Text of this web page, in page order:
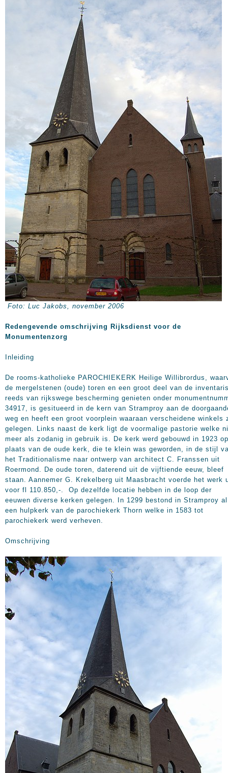
Foto: Luc Jakobs, november 2006
Redengevende omschrijving Rijksdienst voor de
Monumentenzorg
Inleiding
De rooms-katholieke PAROCHIEKERK Heilige Willibrordus,
de mergelstenen (oude) toren en een groot deel van de
reeds van rijkswege bescherming genieten onder
34917, is gesitueerd in de kern van Stramproy aan de
weg en heeft een groot voorplein waaraan verscheidene winkels
gelegen. Links naast de kerk ligt de voormalige pastorie welke
meer als zodanig in gebruik is. De kerk werd gebouwd in 1923
plaats van de oude kerk, die te klein was geworden, in de stijl
het Traditionalisme naar ontwerp van architect C. Franssen uit
Roermond. De oude toren, daterend uit de vijftiende eeuw, bleef
staan. Aannemer G. Krekelberg uit Maasbracht voerde het werk
voor fl 110.850,-. Op dezelfde locatie hebben in de loop der
eeuwen diverse kerken gelegen. In 1299 bestond in Stramproy al
een hulpkerk van de parochiekerk Thorn welke in 1583 tot
parochiekerk werd verheven.
Omschrijving